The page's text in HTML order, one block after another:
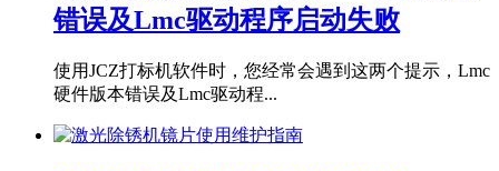
错误及Lmc驱动程序启动失败
使用JCZ打标机软件时，您经常会遇到这两个提示，Lmc
硬件版本错误及Lmc驱动程...